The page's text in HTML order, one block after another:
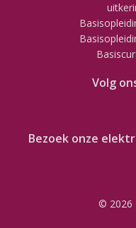
Volg
Bezoek onze
© 2026